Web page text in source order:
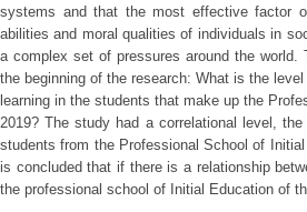
systems and that the most effective factor
abilities and moral qualities of individuals in
a complex set of pressures around the
the beginning of the research: What is the
learning in the students that make up the
2019? The study had a correlational level,
students from the Professional School of
is concluded that if there is a relationship
the professional school of Initial Education of